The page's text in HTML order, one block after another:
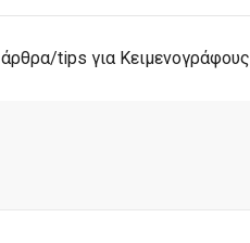
άρθρα/tips για Κειμενογράφους